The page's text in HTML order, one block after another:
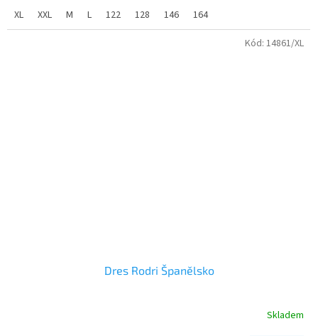
změkčující látky mash. vhodné pro sport i běžné nošení.
XL XXL M L 122 128 146 164
Dres Rodri Španělsko
Skladem
Kód: 14861/XL